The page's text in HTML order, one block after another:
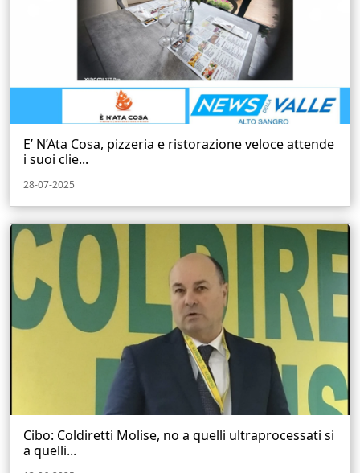
E’ N’Ata Cosa, pizzeria e ristorazione veloce attende
i suoi clie...
28-07-2025
Cibo: Coldiretti Molise, no a quelli ultraprocessati si
a quelli...